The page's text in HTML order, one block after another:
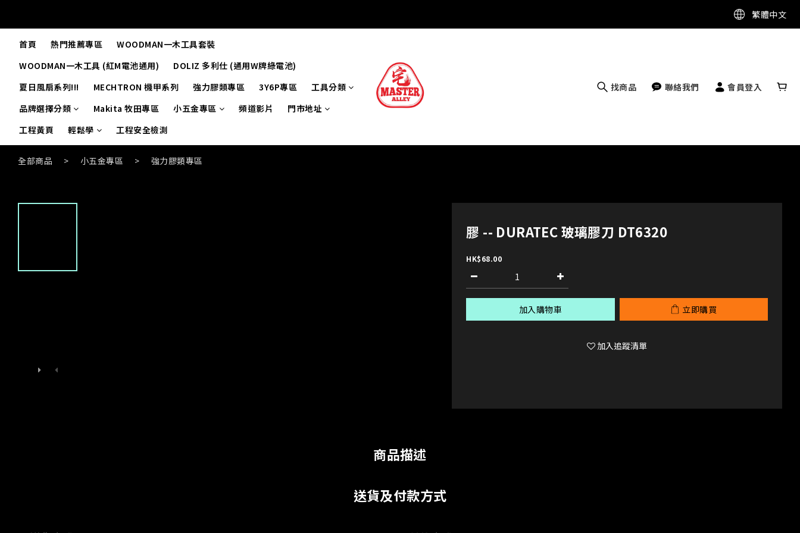
繁體中文
首頁 熱門推薦專區
WOODMAN一木工具套裝
WOODMAN一木工具 (紅M電池通用)
DOLIZ 多利仕 (通用W牌綠電池)
夏日風扇系列!!!
MECHTRON 機甲系列 強力膠類專區 3Y6P專區
工具分類
品牌選擇分類
Makita 牧田專區 小五金專區 頻道影片
門市地址
工程黃頁
輕鬆學 工程安全檢測
找商品 聯絡我們 會員登入
全部商品 > 小五金專區 > 強力膠類專區
膠 -- DURATEC 玻璃膠刀 DT6320
HK$68.00
加入購物車 立即購買
加入追蹤清單
商品描述
送貨及付款方式